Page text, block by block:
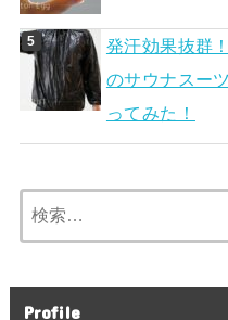
発汗効果抜群
のサウナスー
ってみた！
Profile